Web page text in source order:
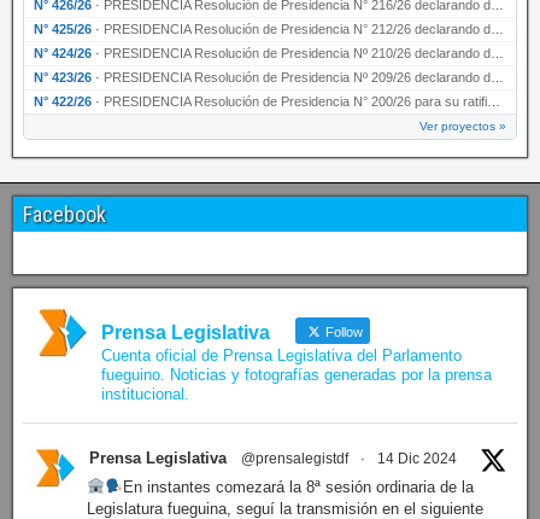
N° 426/26 · PRESIDENCIA Resolución de Presidencia N° 216/26 declarando de interés provincial la labor …
N° 425/26 · PRESIDENCIA Resolución de Presidencia N° 212/26 declarando de interés provincial el “50° A…
N° 424/26 · PRESIDENCIA Resolución de Presidencia Nº 210/26 declarando de interés provincial el proyec…
N° 423/26 · PRESIDENCIA Resolución de Presidencia Nº 209/26 declarando de interés provincial la presen…
N° 422/26 · PRESIDENCIA Resolución de Presidencia N° 200/26 para su ratificación.
Ver proyectos »
Facebook
Prensa Legislativa Follow
Cuenta oficial de Prensa Legislativa del Parlamento
fueguino. Noticias y fotografías generadas por la prensa
institucional.
Prensa Legislativa @prensalegistdf · 14 Dic 2024
En instantes comezará la 8ª sesión ordinaria de la
Legislatura fueguina, seguí la transmisión en el siguiente